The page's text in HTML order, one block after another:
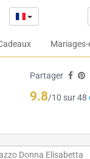
Partager
9.8/10 sur 48